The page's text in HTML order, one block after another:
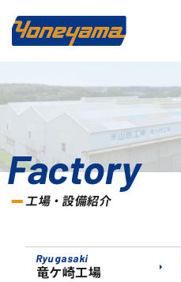
Factory
工場・設備紹介
Ryugasaki
竜ケ崎工場